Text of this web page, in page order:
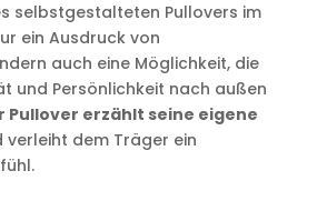
selbstgestalteten Pullovers im
ein Ausdruck von
auch eine Möglichkeit, die
und Persönlichkeit nach außen
Pullover erzählt seine eigene
verleiht dem Träger ein